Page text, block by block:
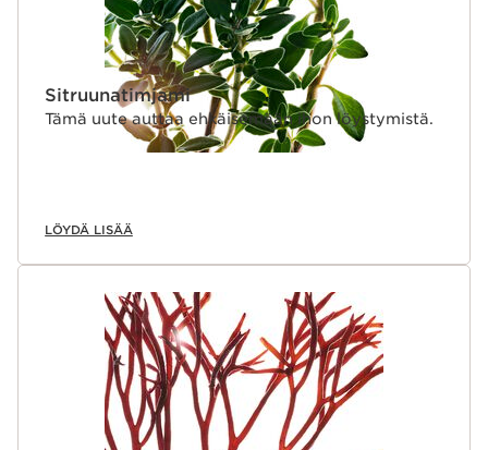
Sitruunatimjami
Tämä uute auttaa ehkäisemään ihon löystymistä.
LÖYDÄ LISÄÄ